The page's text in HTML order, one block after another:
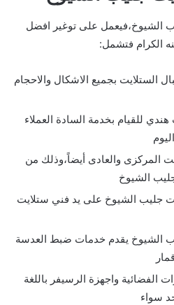
الشيوخ،فيعمل على توغير افضل
الكرام فتشمل:
الستلايت بجميع الاشكال والاحجام
للقيام بخدمة السادة العملاء
المركزى والعادى أيضاً،وذلك من
الشيوخ
جليب الشيوخ على يد فني ستلايت
الشيوخ يقدم خدمات ضبط العدسة
الفضائية واجهزة الرسيفر باللغة
سواء